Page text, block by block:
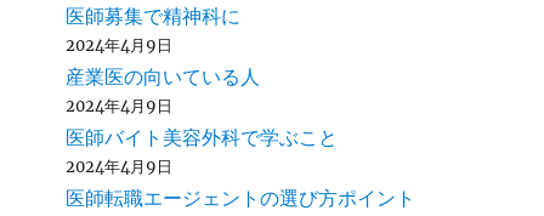
医師募集で精神科に
2024年4月9日
産業医の向いている人
2024年4月9日
医師バイト美容外科で学ぶこと
2024年4月9日
医師転職エージェントの選び方ポイント